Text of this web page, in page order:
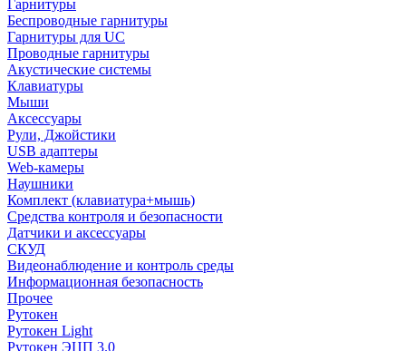
Гарнитуры
Беспроводные гарнитуры
Гарнитуры для UC
Проводные гарнитуры
Акустические системы
Клавиатуры
Мыши
Аксессуары
Рули, Джойстики
USB адаптеры
Web-камеры
Наушники
Комплект (клавиатура+мышь)
Средства контроля и безопасности
Датчики и аксессуары
СКУД
Видеонаблюдение и контроль среды
Информационная безопасность
Прочее
Рутокен
Рутокен Light
Рутокен ЭЦП 3.0